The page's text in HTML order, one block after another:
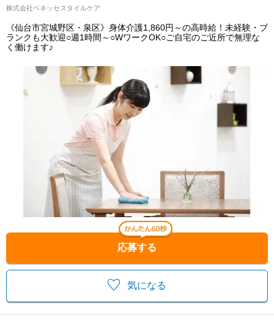
気になる
応募する
株式会社ベネッセスタイルケア
《仙台市宮城野区・泉区》身体介護1,860円～の高時給！未経験・ブ
ランクも大歓迎○週1時間～○WワークOK○ご自宅のご近所で無理な
く働けます♪